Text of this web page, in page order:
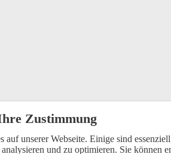
auf unserer Webseite. Einige sind
und zu optimieren. Sie können